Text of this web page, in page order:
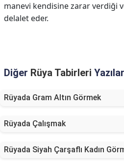
manevi kendisine zarar verdiği
delalet eder.
Diğer Rüya Tabirleri
Rüyada Gram Altın Görmek
Rüyada Çalışmak
Rüyada Siyah Çarşaflı Kadın